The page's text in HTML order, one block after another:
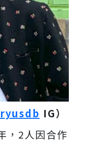
ryusdb IG）
，2人因合作